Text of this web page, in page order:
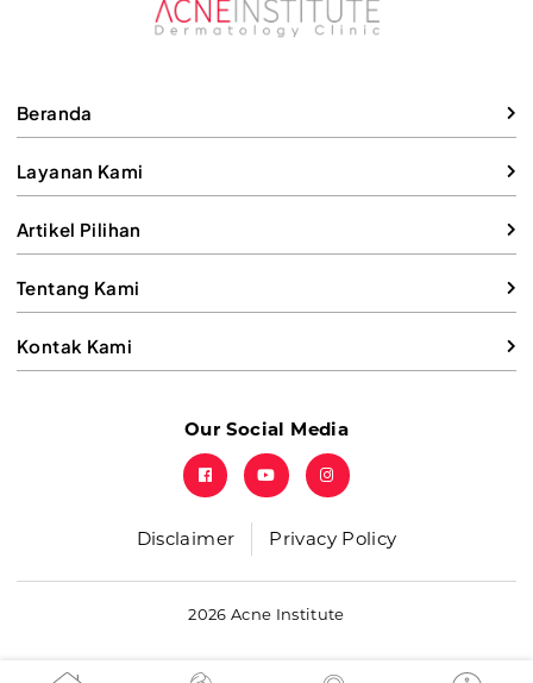
Beranda
Layanan Kami
Artikel Pilihan
Tentang Kami
Kontak Kami
Our Social Media
Disclaimer Privacy Policy
2026 Acne Institute